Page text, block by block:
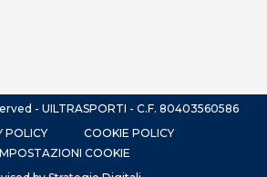
- UILTRASPORTI - C.F. 80403560586
POLICY
COOKIE POLICY
COOKIE